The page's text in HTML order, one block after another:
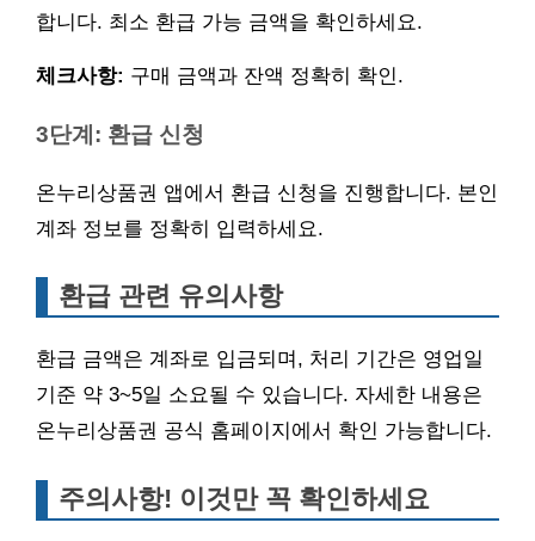
합니다. 최소 환급 가능 금액을 확인하세요.
체크사항: 구매 금액과 잔액 정확히 확인.
3단계: 환급 신청
온누리상품권 앱에서 환급 신청을 진행합니다. 본인
계좌 정보를 정확히 입력하세요.
환급 관련 유의사항
환급 금액은 계좌로 입금되며, 처리 기간은 영업일
기준 약 3~5일 소요될 수 있습니다. 자세한 내용은
온누리상품권 공식 홈페이지에서 확인 가능합니다.
주의사항! 이것만 꼭 확인하세요